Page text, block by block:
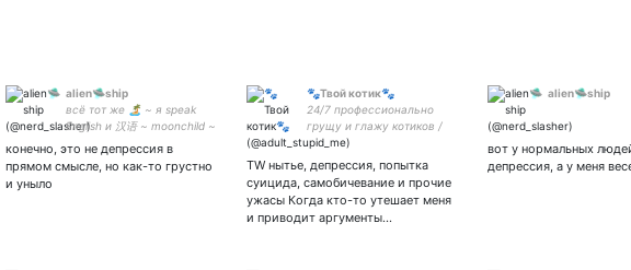
alien🛸ship
всё тот же 🏝 ~ я speak
English и 汉语 ~ moonchild ~
конечно, это не депрессия в
прямом смысле, но как-то грустно
и уныло
🐾Твой котик🐾
24/7 профессионально
грущу и глажу котиков /
INFP / парная оформа с
TW нытье, депрессия, попытка
суицида, самобичевание и прочие
ужасы Когда кто-то утешает меня
и приводит аргументы…
alien🛸ship
вот у нормальных
депрессия, а у меня